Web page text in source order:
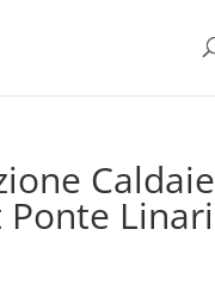
Caldaie
Linari